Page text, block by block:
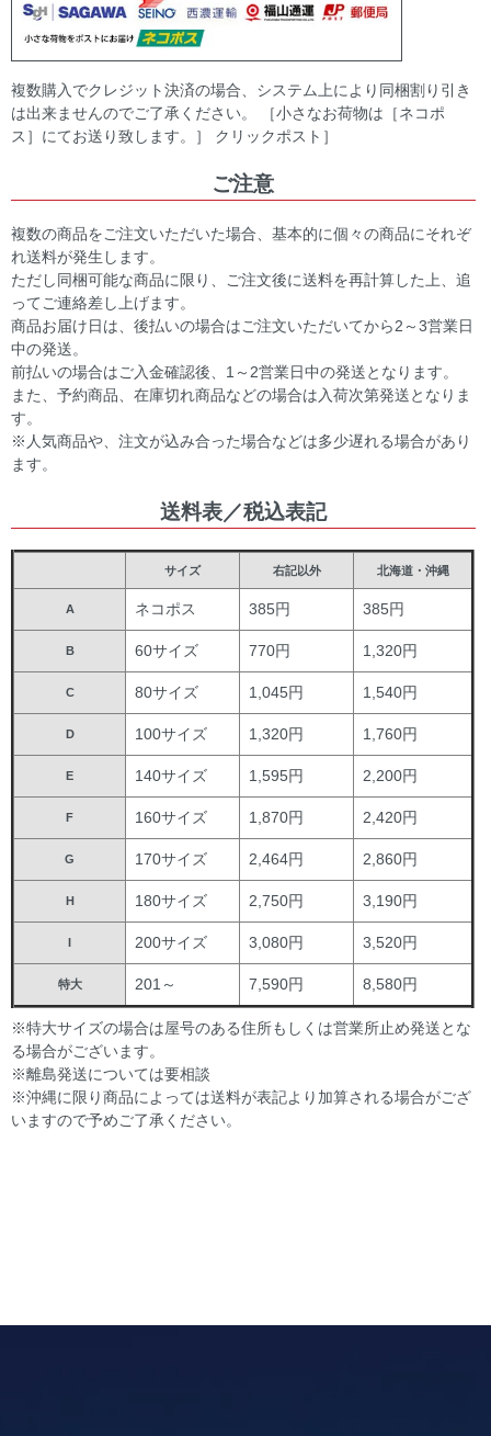
複数購入でクレジット決済の場合、システム上により同梱割り引き
は出来ませんのでご了承ください。 ［小さなお荷物は［ネコポ
ス］にてお送り致します。］ クリックポスト］
ご注意
複数の商品をご注文いただいた場合、基本的に個々の商品にそれぞ
れ送料が発生します。
ただし同梱可能な商品に限り、ご注文後に送料を再計算した上、追
ってご連絡差し上げます。
商品お届け日は、後払いの場合はご注文いただいてから2～3営業日
中の発送。
前払いの場合はご入金確認後、1～2営業日中の発送となります。
また、予約商品、在庫切れ商品などの場合は入荷次第発送となりま
す。
※人気商品や、注文が込み合った場合などは多少遅れる場合があり
ます。
送料表／税込表記
サイズ 右記以外 北海道・沖縄
A ネコポス 385円 385円
B 60サイズ 770円 1,320円
C 80サイズ 1,045円 1,540円
D 100サイズ 1,320円 1,760円
E 140サイズ 1,595円 2,200円
F 160サイズ 1,870円 2,420円
G 170サイズ 2,464円 2,860円
H 180サイズ 2,750円 3,190円
I 200サイズ 3,080円 3,520円
特大 201～ 7,590円 8,580円
※特大サイズの場合は屋号のある住所もしくは営業所止め発送とな
る場合がございます。
※離島発送については要相談
※沖縄に限り商品によっては送料が表記より加算される場合がござ
いますので予めご了承ください。